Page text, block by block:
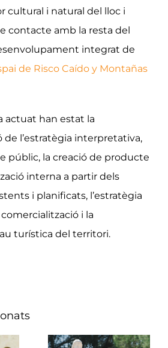
cultural i natural del lloc i
contacte amb la resta del
integrat de
de Risco Caído y Montañas
actuat han estat la
l’estratègia interpretativa,
públic, la creació de producte
interna a partir dels
i planificats, l’estratègia
i la
turística del territori.